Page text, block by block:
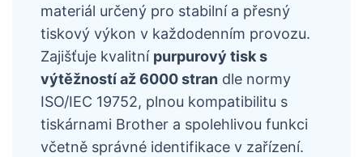
materiál určený pro stabilní a přesný
tiskový výkon v každodenním provozu.
Zajišťuje kvalitní purpurový tisk s
výtěžností až 6000 stran dle normy
ISO/IEC 19752, plnou kompatibilitu s
tiskárnami Brother a spolehlivou funkci
včetně správné identifikace v zařízení.